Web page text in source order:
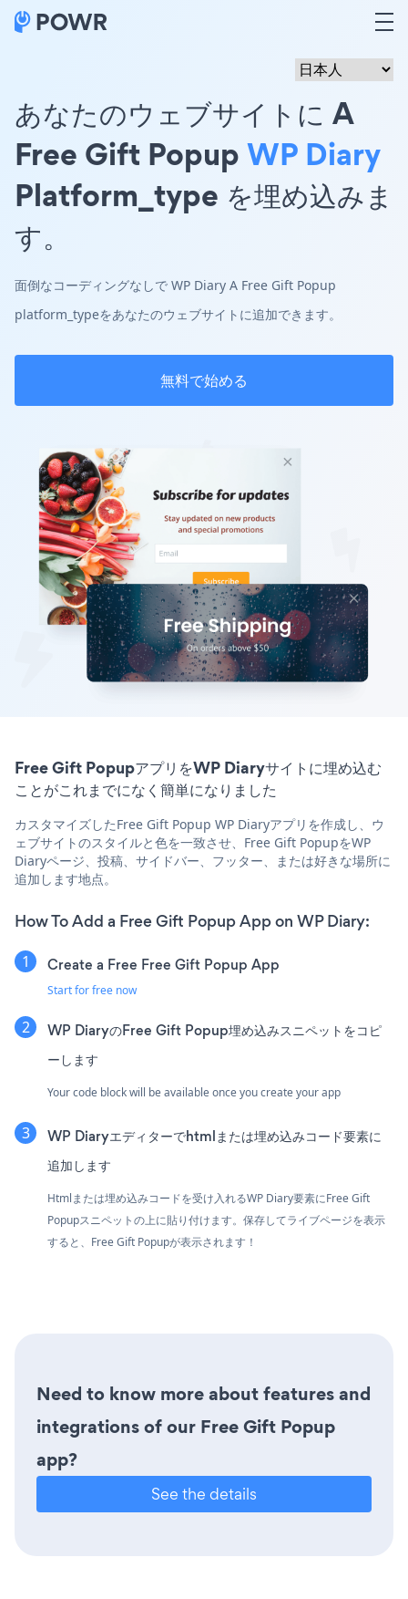
あなたのウェブサイトに A
Free Gift PopupWP Diary
Platform_type を埋め込みま
す。
面倒なコーディングなしで WP Diary A Free Gift Popup
platform_typeをあなたのウェブサイトに追加できます。
無料で始める
Free Gift PopupアプリをWP Diaryサイトに埋め込む
ことがこれまでになく簡単になりました
カスタマイズしたFree Gift Popup WP Diaryアプリを作成し、ウ
ェブサイトのスタイルと色を一致させ、Free Gift PopupをWP
Diaryページ、投稿、サイドバー、フッター、または好きな場所に
追加します地点。
How To Add a Free Gift Popup App on WP Diary:
Create a Free Free Gift Popup App
Start for free now
WP DiaryのFree Gift Popup埋め込みスニペットをコピ
ーします
Your code block will be available once you create your app
WP Diaryエディターでhtmlまたは埋め込みコード要素に
追加します
Htmlまたは埋め込みコードを受け入れるWP Diary要素にFree Gift
Popupスニペットの上に貼り付けます。保存してライブページを表示
すると、Free Gift Popupが表示されます！
Need to know more about features and
integrations of our Free Gift Popup
app?
See the details